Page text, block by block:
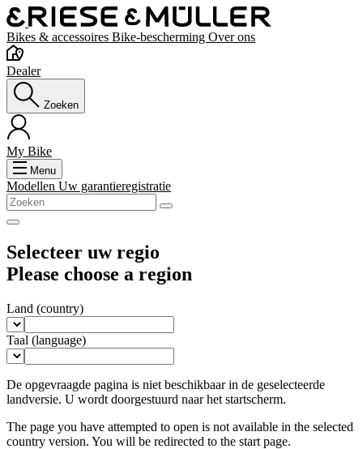
Bikes & accessoires Bike-bescherming Over ons
Dealer
Zoeken
My Bike
Menu
Modellen Uw garantieregistratie
Selecteer uw regio
Please choose a region
Land (country)
Taal (language)
De opgevraagde pagina is niet beschikbaar in de geselecteerde
landversie. U wordt doorgestuurd naar het startscherm.
The page you have attempted to open is not available in the selected
country version. You will be redirected to the start page.